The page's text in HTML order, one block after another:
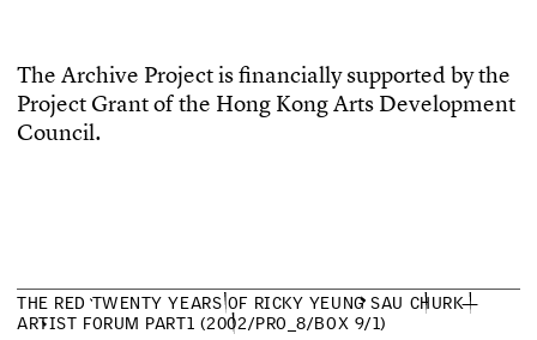
The Archive Projectisfnancially supportedbythe
Project Grantofthe Hong KongArts Development
Council.
THE RED TWENTY YEARS OF RICKY YEUNG SAU CHURK—
ARTIST FORUM PART1 (2002/PRO _8/BOX 9/1)